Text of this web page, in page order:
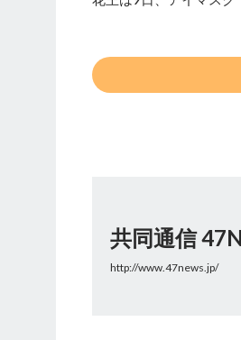
共同通信
http://www.47news.jp/